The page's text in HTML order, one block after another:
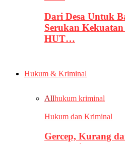
Dari Desa Untuk
Serukan
HUT…
Hukum & Kriminal
Allhukum kriminal
Hukum dan Kriminal
Gercep, Kurang